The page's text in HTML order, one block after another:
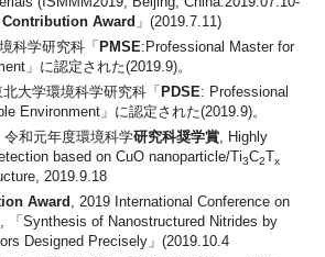
Award 」(2019.7.11)
科学研究科「 PMSE:Professional Master for
」に認定された(2019.9)。
大学環境科学研究科「 PDSE: Professional
Environment」に認定された(2019.9)。
和元年度環境科学研究科奨学賞, Highly
based on CuO nanoparticle/Ti3C2Tx
2019.9.18
Award , 2019 International Conference on
「Synthesis of Nanostructured Nitrides by
Designed Precisely」(2019.10.4